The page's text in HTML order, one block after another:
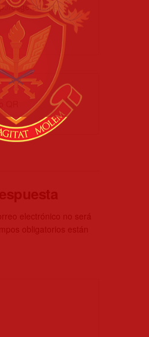
esge.edu.pe
electrónico no será
obligatorios están